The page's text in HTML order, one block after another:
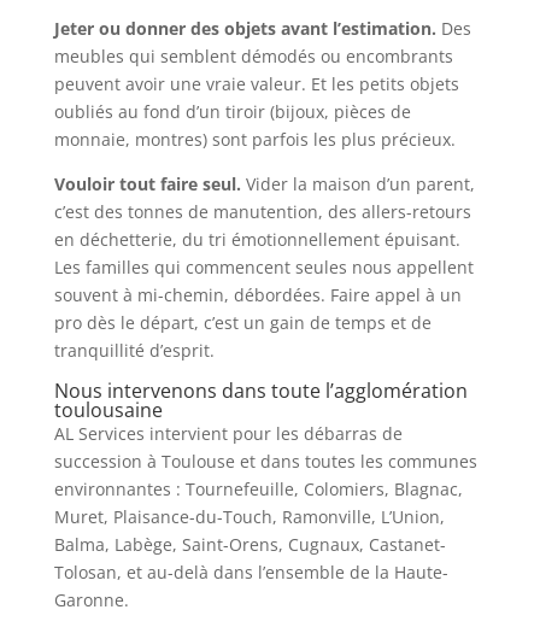
Jeter ou donner des objets avant l’estimation. Des
meubles qui semblent démodés ou encombrants
peuvent avoir une vraie valeur. Et les petits objets
oubliés au fond d’un tiroir (bijoux, pièces de
monnaie, montres) sont parfois les plus précieux.
Vouloir tout faire seul. Vider la maison d’un parent,
c’est des tonnes de manutention, des allers-retours
en déchetterie, du tri émotionnellement épuisant.
Les familles qui commencent seules nous appellent
souvent à mi-chemin, débordées. Faire appel à un
pro dès le départ, c’est un gain de temps et de
tranquillité d’esprit.
Nous intervenons dans toute l’agglomération
toulousaine
AL Services intervient pour les débarras de
succession à Toulouse et dans toutes les communes
environnantes : Tournefeuille, Colomiers, Blagnac,
Muret, Plaisance-du-Touch, Ramonville, L’Union,
Balma, Labège, Saint-Orens, Cugnaux, Castanet-
Tolosan, et au-delà dans l’ensemble de la Haute-
Garonne.